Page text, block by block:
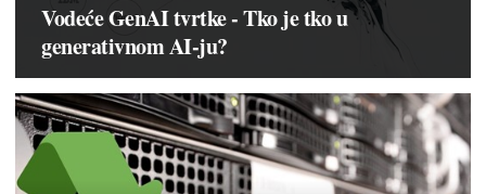
Vodeće GenAI tvrtke - Tko je tko u
generativnom AI-ju?